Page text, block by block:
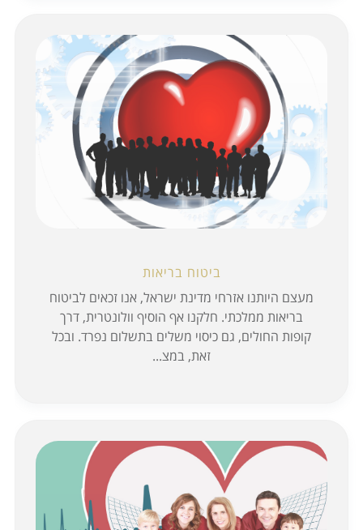
ביטוח בריאות
מעצם היותנו אזרחי מדינת ישראל, אנו זכאים לביטוח
בריאות ממלכתי. חלקנו אף הוסיף וולונטרית, דרך
קופות החולים, גם כיסוי משלים בתשלום נפרד. ובכל
זאת, במצ...